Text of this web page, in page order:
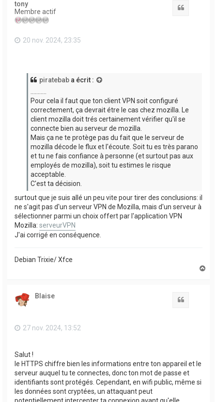
tony
Membre actif
20 nov. 2024, 23:35
piratebab a écrit :
Pour cela il faut que ton client VPN soit configuré
correctement, ça devrait étre le cas chez mozilla. Le
client mozilla doit trés certainement vérifier qu'il se
connecte bien au serveur de mozilla.
Mais ça ne te protège pas du fait que le serveur de
mozilla décode le flux et l'écoute. Soit tu es très parano
et tu ne fais confiance à personne (et surtout pas aux
employés de mozilla), soit tu estimes le risque
acceptable.
C'est ta décision.
surtout que je suis allé un peu vite pour tirer des conclusions: il
ne s'agit pas d'un serveur VPN de Mozilla, mais d'un serveur à
sélectionner parmi un choix offert par l'application VPN
Mozilla: serveurVPN
J'ai corrigé en conséquence.
Debian Trixie/ Xfce
Blaise
27 nov. 2024, 13:52
Salut !
le HTTPS chiffre bien les informations entre ton appareil et le
serveur auquel tu te connectes, donc ton mot de passe et
identifiants sont protégés. Cependant, en wifi public, même si
les données sont cryptées, un attaquant peut